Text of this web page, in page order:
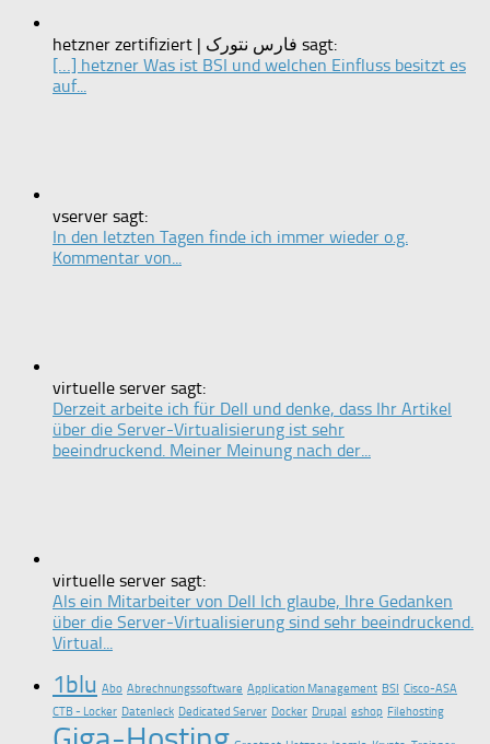
hetzner zertifiziert | فارس نتورک sagt:
[…] hetzner Was ist BSI und welchen Einfluss besitzt es
auf...
vserver sagt:
In den letzten Tagen finde ich immer wieder o.g.
Kommentar von...
virtuelle server sagt:
Derzeit arbeite ich für Dell und denke, dass Ihr Artikel
über die Server-Virtualisierung ist sehr
beeindruckend. Meiner Meinung nach der...
virtuelle server sagt:
Als ein Mitarbeiter von Dell Ich glaube, Ihre Gedanken
über die Server-Virtualisierung sind sehr beeindruckend.
Virtual...
1blu Abo Abrechnungssoftware Application Management BSI Cisco-ASA
CTB - Locker Datenleck Dedicated Server Docker Drupal eshop Filehosting